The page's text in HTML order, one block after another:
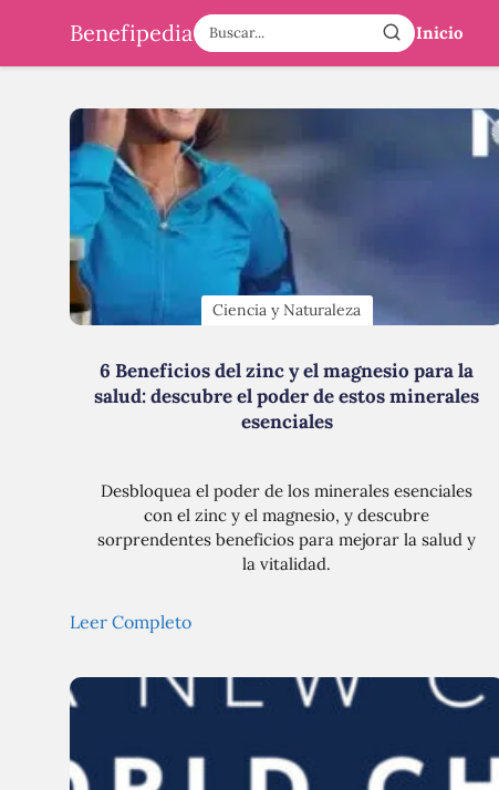
Benefipedia Inicio
Ciencia y Naturaleza
6 Beneficios del zinc y el magnesio para la
salud: descubre el poder de estos minerales
esenciales
Desbloquea el poder de los minerales esenciales
con el zinc y el magnesio, y descubre
sorprendentes beneficios para mejorar la salud y
la vitalidad.
Leer Completo